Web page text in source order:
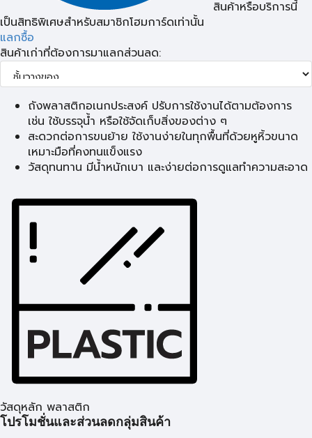
สินค้าหรือบริการนี้
เป็นสิทธิพิเศษสำหรับสมาชิกโฮมการ์ดเท่านั้น
แลกซื้อ
สินค้าเก่าที่ต้องการมาแลกส่วนลด:
ถังพลาสติกอเนกประสงค์ ปรับการใช้งานได้ตามต้องการ
เช่น ใช้บรรจุน้ำ หรือใช้จัดเก็บสิ่งของต่าง ๆ
สะดวกต่อการขนย้าย ใช้งานง่ายในทุกพื้นที่ด้วยหูหิ้วขนาด
เหมาะมือที่คงทนแข็งแรง
วัสดุทนทาน มีน้ำหนักเบา และง่ายต่อการดูแลทำความสะอาด
วัสดุหลัก พลาสติก
โปรโมชั่นและส่วนลดกลุ่มสินค้า